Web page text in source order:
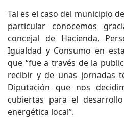
Tal es el caso del municipio
particular conocemos
concejal de Hacienda,
Igualdad y Consumo en
que “fue a través de la
recibir y de unas jornadas
Diputación que nos
cubiertas para el
energética local”.